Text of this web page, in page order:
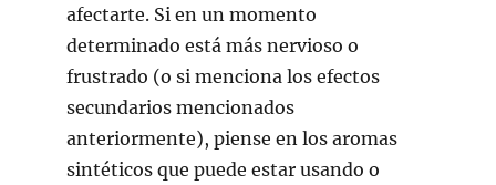
afectarte. Si en un momento
determinado está más nervioso o
frustrado (o si menciona los efectos
secundarios mencionados
anteriormente), piense en los aromas
sintéticos que puede estar usando o